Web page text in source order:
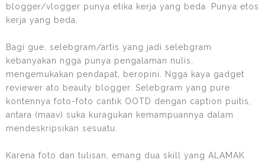
blogger/vlogger punya etika kerja yang beda. Punya etos
kerja yang beda.
Bagi gue, selebgram/artis yang jadi selebgram
kebanyakan ngga punya pengalaman nulis,
mengemukakan pendapat, beropini. Ngga kaya gadget
reviewer ato beauty blogger. Selebgram yang pure
kontennya foto-foto cantik OOTD dengan caption puitis,
antara (maav) suka kuragukan kemampuannya dalam
mendeskripsikan sesuatu.
Karena foto dan tulisan, emang dua skill yang ALAMAK